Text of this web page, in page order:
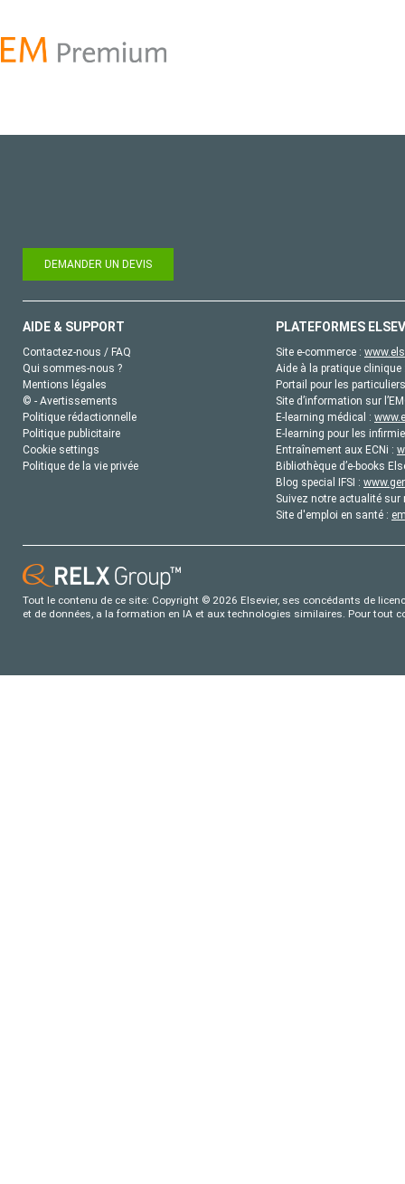
DEMANDER UN DEVIS
AIDE & SUPPORT
Contactez-nous / FAQ
Qui sommes-nous ?
Mentions légales
© - Avertissements
Politique rédactionnelle
Politique publicitaire
Cookie settings
Politique de la vie privée
PLATEFORMES
Site e-commerce :
Aide à la pratique
Portail pour les
Site d’information sur
E-learning médical :
E-learning pour les
Entraînement aux ECNi :
Bibliothèque d’e-books
Blog special IFSI :
Suivez notre actualité sur
Site d'emploi en santé :
Tout le contenu de ce site: Copyright © 2026 Elsevier, ses concédants de
et de données, a la formation en IA et aux technologies similaires. Pour tout